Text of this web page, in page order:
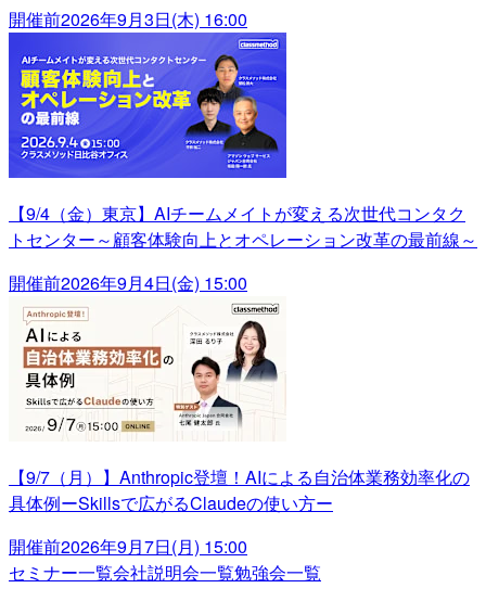
開催前2026年9月3日(木) 16:00
【9/4（金）東京】AIチームメイトが変える次世代コンタク
トセンター～顧客体験向上とオペレーション改革の最前線～
開催前2026年9月4日(金) 15:00
【9/7（月）】Anthropic登壇！AIによる自治体業務効率化の
具体例ーSkillsで広がるClaudeの使い方ー
開催前2026年9月7日(月) 15:00
セミナー一覧会社説明会一覧勉強会一覧